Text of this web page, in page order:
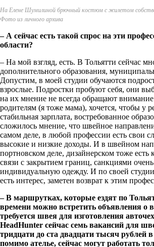
На Елене Шумилиной брючный костюм с жилетом
Фото из личного архива
– А сейчас есть такой спрос на эти
области?
– На мой взгляд, есть. В Тольятти сейчас
дополнительного образования,
Допустим, в моей студии обучаются
взрослые. Подростки пробуют себя, они
на их мнение не всегда обращают
родителям (я тоже мама), хочется, чтобы у
стабильная зарплата, востребованное
сложилось мнение, что швейное
самом деле, в любой профессии есть свои
высокие и низкие доходы. И в швейном
портновском деле, дизайнерском тоже есть
связи с закрытием границ, санкциями
индивидуальную одежду. И по своей
есть интерес, заметен возврат к этим
– В маршрутках, которые ездят по
времени можно встретить объявления о
требуется швея для изготовления
HeadHunter сейчас семь вакансий для
тридцати до ста двадцати тысяч рублей
помимо ателье, сейчас могут работать